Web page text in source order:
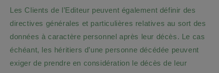
Les Clients de l’Editeur peuvent également définir des
directives générales et particulières relatives au sort des
données à caractère personnel après leur décès. Le cas
échéant, les héritiers d’une personne décédée peuvent
exiger de prendre en considération le décès de leur